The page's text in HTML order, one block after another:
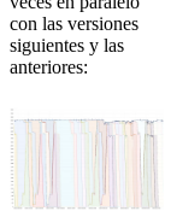
con las versiones
siguientes y las
anteriores: